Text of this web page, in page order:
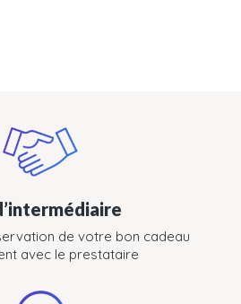
de votre bon cadeau
avec le prestataire